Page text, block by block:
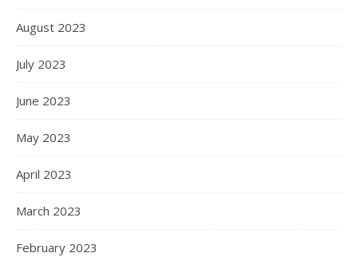
August 2023
July 2023
June 2023
May 2023
April 2023
March 2023
February 2023